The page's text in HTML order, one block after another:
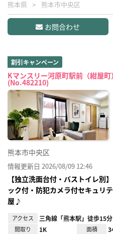
熊本県 熊本市中央区
お問合わせ
割引キャンペーン
Kマンスリー河原町駅前（紺屋町
(No.482210)
熊本市中央区
情報更新日 2026/08/09 12:46
【独立洗面台付・バストイレ別
ック付・防犯カメラ付セキュリ
屋♪
アクセス 三角線「熊本駅」徒歩15分
間取り 1K 面積